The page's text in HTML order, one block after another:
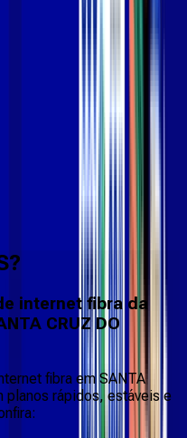
internet fibra da
CRUZ DO
fibra em SANTA
planos rápidos, estáveis e